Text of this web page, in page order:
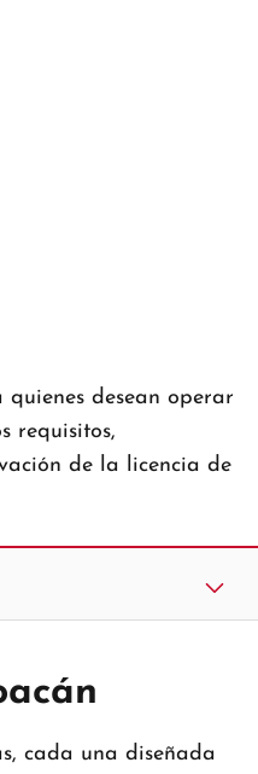
desean operar
requisitos,
de la licencia de
cada una diseñada